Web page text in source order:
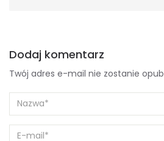
Dodaj komentarz
Twój adres e-mail nie zostanie